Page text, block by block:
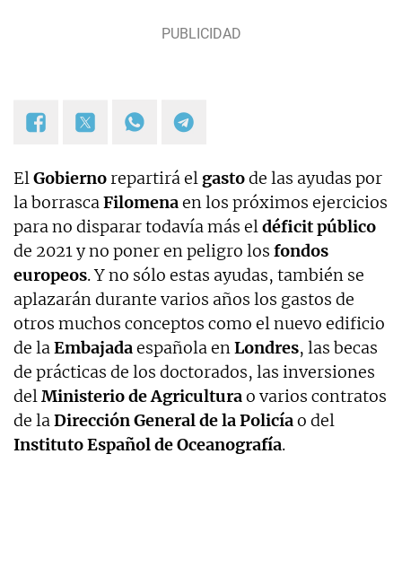
ElGobiernorepartirá el gastode las ayudas por
la borrascaFilomenaen los próximos ejercicios
para no disparar todavía más eldéficit público
de 2021 y no poner en peligro los fondos
europeos. Y no sólo estas ayudas, también se
aplazarán durante varios años los gastos de
otros muchos conceptos como el nuevo edificio
de laEmbajadaespañola enLondres, las becas
de prácticas de los doctorados, las inversiones
delMinisterio de Agriculturao varios contratos
de laDirección General de la Policíao del
Instituto Español de Oceanografía.